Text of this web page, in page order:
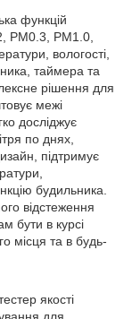
функцій
PM0.3, PM1.0,
вологості,
таймера та
рішення для
межі
досліджує
по днях,
підтримує
будильника.
відстеження
бути в курсі
місця та в будь-
якості
для